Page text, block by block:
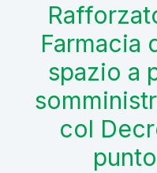
Farmacia
spazio a
col